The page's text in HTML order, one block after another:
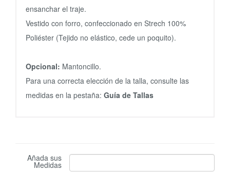
ensanchar el traje.
Vestido con forro, confeccionado en Strech 100%
Poliéster (Tejido no elástico, cede un poquito).
Opcional: Mantoncillo.
Para una correcta elección de la talla, consulte las
medidas en la pestaña: Guía de Tallas
Añada sus
Medidas